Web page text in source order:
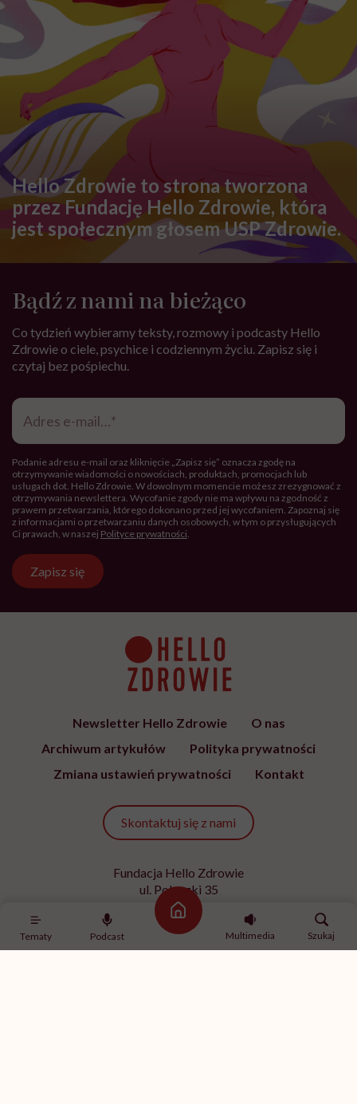
Tematy Podcast
Strona główna
Multimedia
Szukaj
Hello Zdrowie to strona tworzona
przez Fundację Hello Zdrowie, która
jest społecznym głosem USP Zdrowie.
Bądź z nami na bieżąco
Co tydzień wybieramy teksty, rozmowy i podcasty Hello
Zdrowie o ciele, psychice i codziennym życiu. Zapisz się i
czytaj bez pośpiechu.
Adres
mail*
Podanie adresu e-mail oraz kliknięcie „Zapisz się” oznacza zgodę na
otrzymywanie wiadomości o nowościach, produktach, promocjach lub
usługach dot. Hello Zdrowie. W dowolnym momencie możesz zrezygnować z
otrzymywania newslettera. Wycofanie zgody nie ma wpływu na zgodność z
prawem przetwarzania, którego dokonano przed jej wycofaniem. Zapoznaj się
z informacjami o przetwarzaniu danych osobowych, w tym o przysługujących
Ci prawach, w naszej Polityce prywatności.
Zapisz się
Newsletter Hello Zdrowie
O nas
Archiwum artykułów
Polityka prywatności
Zmiana ustawień prywatności
Kontakt
Skontaktuj się z nami
Fundacja Hello Zdrowie
ul. Poleczki 35
02-822 Warszawa
NIP 9512613236
Kontakt z redakcją